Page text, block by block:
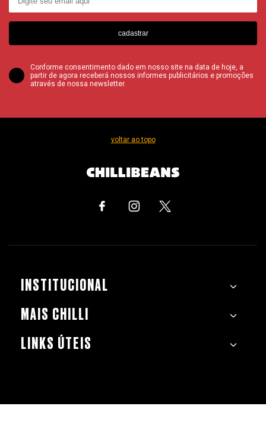
cadastrar
Conforme consentimento dado em nosso site na data de hoje, a
partir de agora receberá nossos informes publicitários e promoções
através de nossa newsletter.
voltar ao topo
INSTITUCIONAL
MAIS CHILLI
LINKS ÚTEIS